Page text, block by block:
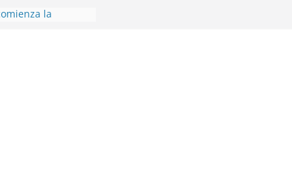
la
sumando
26/27
en el
de